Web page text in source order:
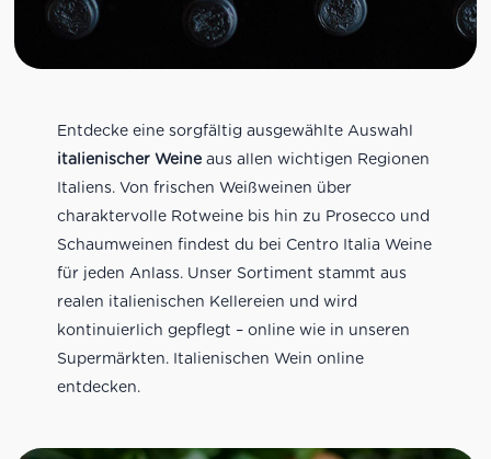
Entdecke eine sorgfältig ausgewählte Auswahl
italienischer Weineaus allen wichtigen Regionen
Italiens. Von frischen Weißweinen über
charaktervolle Rotweine bis hin zu Prosecco und
Schaumweinen findest du bei Centro Italia Weine
für jeden Anlass. Unser Sortiment stammt aus
realen italienischen Kellereien und wird
kontinuierlich gepflegt – online wie in unseren
Supermärkten. Italienischen Wein online
entdecken.